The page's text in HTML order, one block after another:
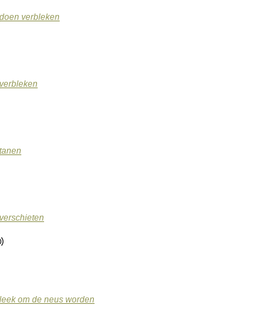
doen verbleken
verbleken
tanen
verschieten
om de neus worden